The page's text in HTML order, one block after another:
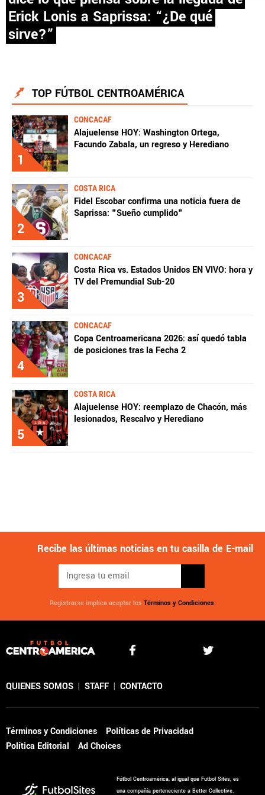
PANAMÁ
QUIENES SOMOS | STAFF |
Términos y Condiciones
Política Editorial
Ad Choices
Fútbol Centroamérica, al igual que Futbol Sites, es
Erick Lonis a Saprissa: “¿De qué
sirve?”
TOP FÚTBOL CENTROAMÉRICA
1
CONCACAF
Alajuelense HOY: Washington Ortega,
Facundo Zabala, un regreso y Herediano
2
COSTA RICA
Fidel Escobar confirma una noticia fuera de
Saprissa: "Sueño cumplido"
3
CONCACAF
Costa Rica vs. Estados Unidos EN VIVO: hora y
TV del Premundial Sub-20
4
CONCACAF
Copa Centroamericana 2026: así quedó tabla
de posiciones tras la Fecha 2
5
COSTA RICA
Alajuelense HOY: reemplazo de Chacón, más
lesionados, Rescalvo y Herediano
Recibe las últimas noticias en tu casilla de E-mail
Registrarse implica aceptar los Términos y Condiciones
QUIENES SOMOS | STAFF | CONTACTO
Términos y Condiciones
Políticas de Privacidad
Política Editorial
Ad Choices
Fútbol Centroamérica, al igual que Futbol Sites, es
una compañía perteneciente a Better Collective.